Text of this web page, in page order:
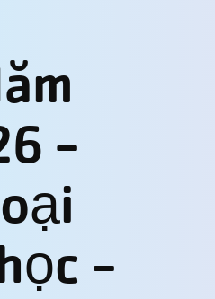
-
-